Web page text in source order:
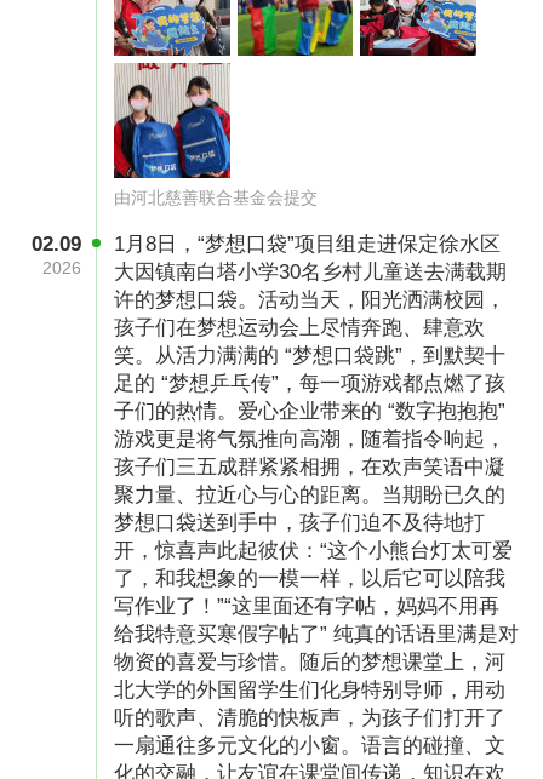
的才华与创意；而到了年底，表现突出的孩子们
更有机会在河北公益节担任主持人或项目讲解
员，进一步锻炼和提升自己的综合素质。这些举
措不仅推动了孩子们的成长与发展，更为他们提
供了展现自己才华与努力的机会。通过书写、绘
画、朗诵等成果的展示，让更多人见证了孩子们
的进步与蜕变，也让他们在未来的道路上更加自
信、坚定地前行。
由河北慈善联合基金会提交
02.09
2026
1月8日，“梦想口袋”项目组走进保定徐水区
大因镇南白塔小学30名乡村儿童送去满载期
许的梦想口袋。活动当天，阳光洒满校园，
孩子们在梦想运动会上尽情奔跑、肆意欢
笑。从活力满满的 “梦想口袋跳”，到默契十
足的 “梦想乒乓传”，每一项游戏都点燃了孩
子们的热情。爱心企业带来的 “数字抱抱抱”
游戏更是将气氛推向高潮，随着指令响起，
孩子们三五成群紧紧相拥，在欢声笑语中凝
聚力量、拉近心与心的距离。当期盼已久的
梦想口袋送到手中，孩子们迫不及待地打
开，惊喜声此起彼伏：“这个小熊台灯太可爱
了，和我想象的一模一样，以后它可以陪我
写作业了！”“这里面还有字帖，妈妈不用再
给我特意买寒假字帖了” 纯真的话语里满是对
物资的喜爱与珍惜。随后的梦想课堂上，河
北大学的外国留学生们化身特别导师，用动
听的歌声、清脆的快板声，为孩子们打开了
一扇通往多元文化的小窗。语言的碰撞、文
化的交融，让友谊在课堂间传递，知识在欢